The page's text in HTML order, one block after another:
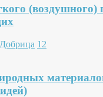
(воздушного)
12